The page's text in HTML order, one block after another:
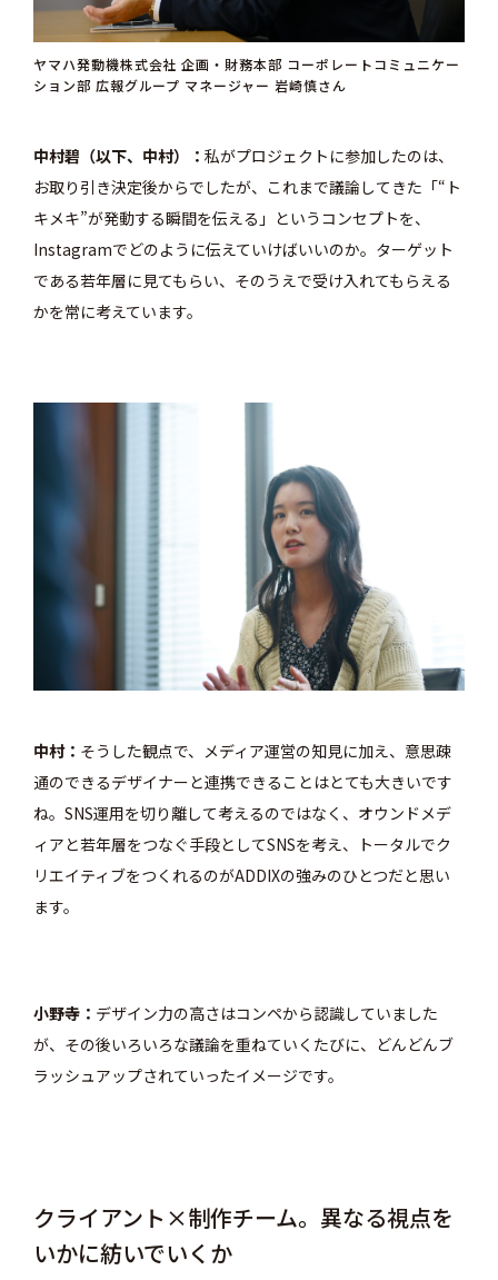
ヤマハ発動機株式会社 企画・財務本部 コーポレートコミュニケー
ション部 広報グループ マネージャー 岩崎慎さん
中村碧（以下、中村）
私がプロジェクトに参加したのは、
お取り引き決定後からでしたが、 これまで議論してきた「“ト
キメキ”が発動する瞬間を伝える」というコンセプトを、
Instagramでどのように伝えていけばいいのか。ターゲット
である若年層に見てもらい、そのうえで受け入れてもらえる
かを常に考えています。
中村
そうした観点で、メディア運営の知見に加え、意思疎
通のできるデザイナーと連携できることはとても大きいです
ね。 SNS運用を切り離して考えるのではなく、オウンドメデ
ィアと若年層をつなぐ手段としてSNSを考え、トータルでク
リエイティブをつくれるのがADDIXの強みのひとつだと思い
ます。
小野寺
デザイン力の高さはコンペから認識していました
が、その後いろいろな議論を重ねていくたびに、どんどんブ
ラッシュアップされていったイメージです。
クライアント×制作チーム。異なる視点を
いかに紡いでいくか